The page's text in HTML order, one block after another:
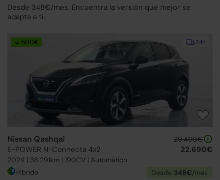
Desde 348€/mes. Encuentra la versión que mejor se
adapta a ti.
24h
↓ 500€
Nissan Qashqai
E-POWER N-Connecta 4x2
2024 | 38.291km | 190CV | Automático
29.490€
22.690€
Híbrido Desde 348€/mes